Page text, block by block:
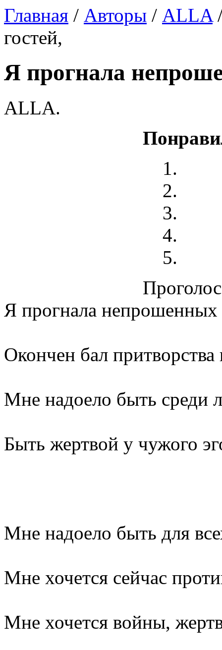
Главная / Авторы / ALLA/
гостей,
Я прогнала
ALLA.
Я прогнала непрошенных
Окончен бал
Мне надоело быть среди
Быть жертвой у чужого
Мне надоело быть для
Мне хочется сейчас
Мне хочется войны,